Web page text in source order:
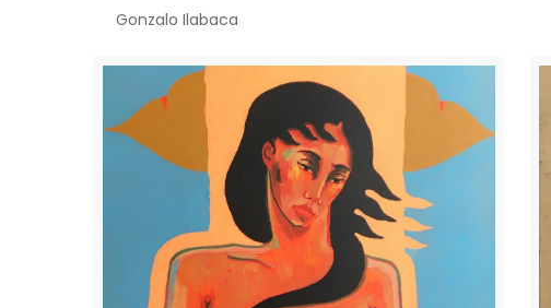
Gonzalo Ilabaca